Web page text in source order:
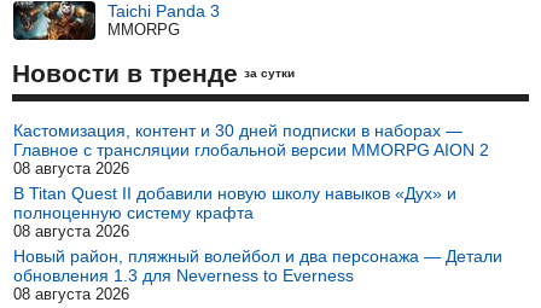
Taichi Panda 3
MMORPG
Новости в тренде за сутки
Кастомизация, контент и 30 дней подписки в наборах —
Главное с трансляции глобальной версии MMORPG AION 2
08 августа 2026
В Titan Quest II добавили новую школу навыков «Дух» и
полноценную систему крафта
08 августа 2026
Новый район, пляжный волейбол и два персонажа — Детали
обновления 1.3 для Neverness to Everness
08 августа 2026